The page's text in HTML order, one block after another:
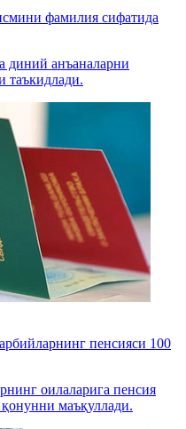
фамилия сифатида
диний анъаналарни
таъкидлади.
пенсияси 100
оилаларига пенсия
маъқуллади.